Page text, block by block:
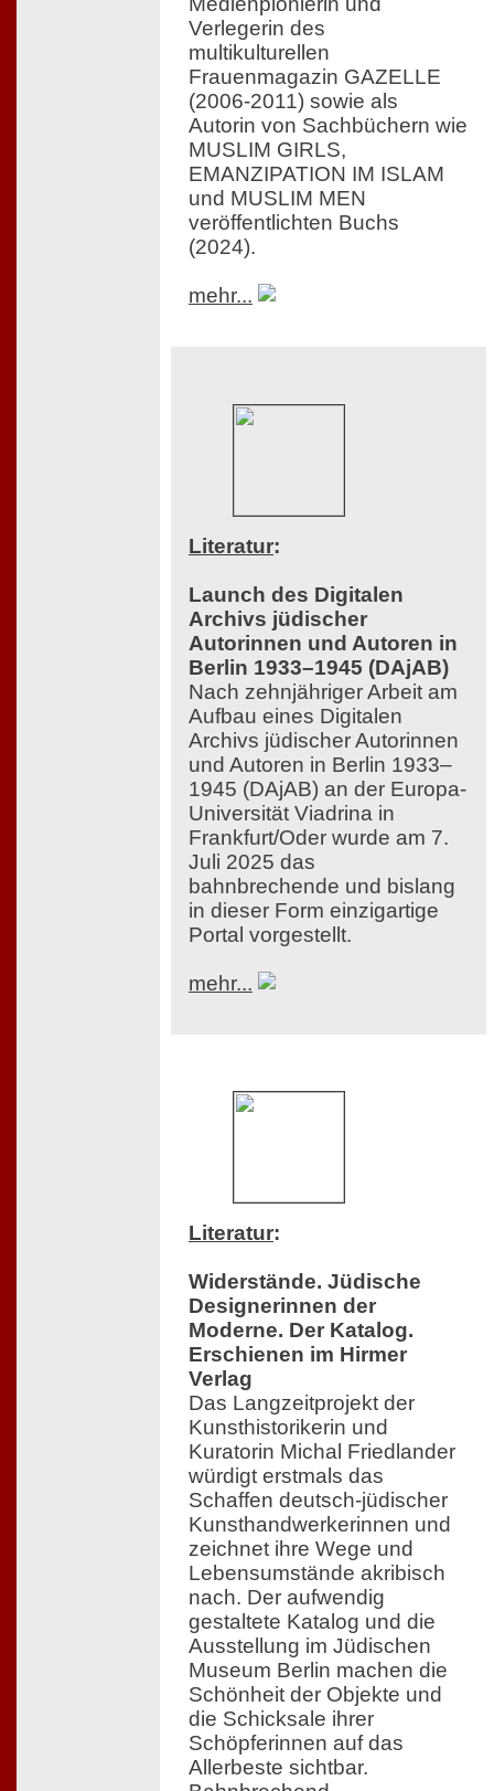
Verlegerin des
multikulturellen
Frauenmagazin GAZELLE
(2006-2011) sowie als
Autorin von Sachbüchern wie
MUSLIM GIRLS,
EMANZIPATION IM ISLAM
und MUSLIM MEN
veröffentlichten Buchs
(2024).
mehr...
Literatur:
Launch des Digitalen
Archivs jüdischer
Autorinnen und Autoren in
Berlin 1933–1945 (DAjAB)
Nach zehnjähriger Arbeit am
Aufbau eines Digitalen
Archivs jüdischer Autorinnen
und Autoren in Berlin 1933–
1945 (DAjAB) an der Europa-
Universität Viadrina in
Frankfurt/Oder wurde am 7.
Juli 2025 das
bahnbrechende und bislang
in dieser Form einzigartige
Portal vorgestellt.
mehr...
Literatur:
Widerstände. Jüdische
Designerinnen der
Moderne. Der Katalog.
Erschienen im Hirmer
Verlag
Das Langzeitprojekt der
Kunsthistorikerin und
Kuratorin Michal Friedlander
würdigt erstmals das
Schaffen deutsch-jüdischer
Kunsthandwerkerinnen und
zeichnet ihre Wege und
Lebensumstände akribisch
nach. Der aufwendig
gestaltete Katalog und die
Ausstellung im Jüdischen
Museum Berlin machen die
Schönheit der Objekte und
die Schicksale ihrer
Schöpferinnen auf das
Allerbeste sichtbar.